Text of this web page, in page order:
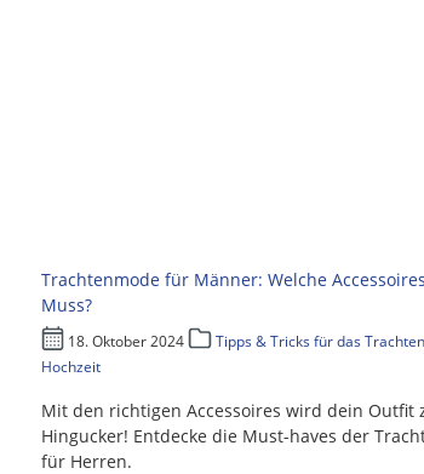
Trachtenmode für Männer: Welche
Muss?
18. Oktober 2024
Tipps & Tricks für das
Hochzeit
Mit den richtigen Accessoires wird dein Outfit
Hingucker! Entdecke die Must-haves der
für Herren.